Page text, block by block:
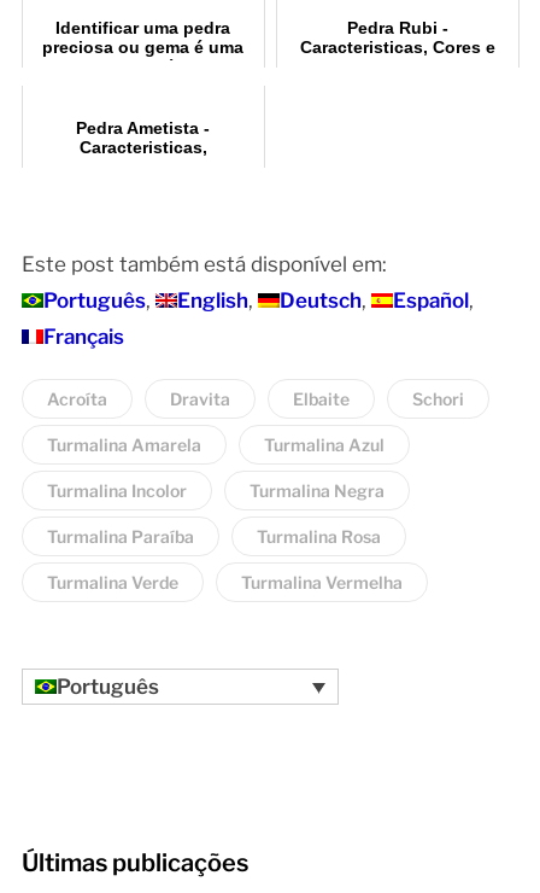
Identificar uma pedra
preciosa ou gema é uma
tarefa difícil
Pedra Rubi -
Caracteristicas, Cores e
Pedra Ametista -
Caracteristicas,
Este post também está disponível em:
Português
English Deutsch
Español
Français
Acroíta Dravita Elbaite Schori
Turmalina Amarela Turmalina Azul
Turmalina Incolor Turmalina Negra
Turmalina Paraíba Turmalina Rosa
Turmalina Verde Turmalina Vermelha
Português
Últimas publicações